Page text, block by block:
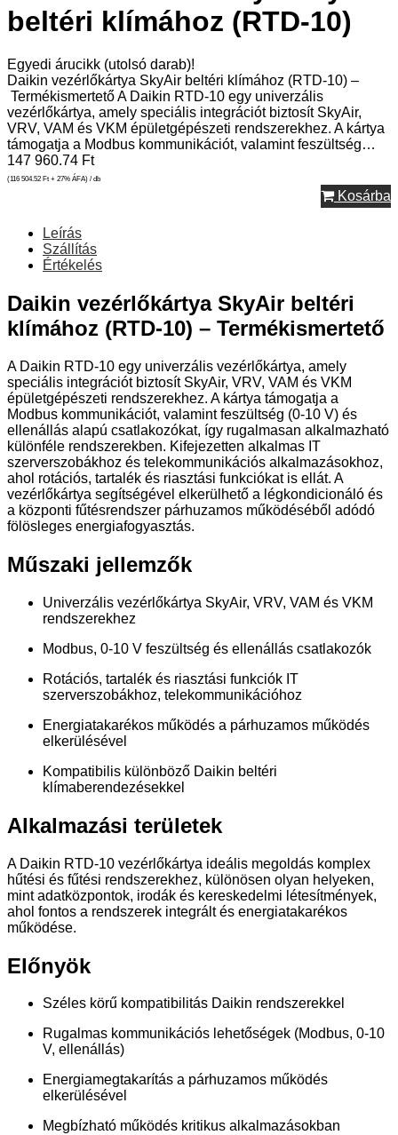
beltéri klímához (RTD-10)
Egyedi árucikk (utolsó darab)!
Daikin vezérlőkártya SkyAir beltéri klímához (RTD-10) –
Termékismertető A Daikin RTD-10 egy univerzális
vezérlőkártya, amely speciális integrációt biztosít SkyAir,
VRV, VAM és VKM épületgépészeti rendszerekhez. A kártya
támogatja a Modbus kommunikációt, valamint feszültség…
147 960.74 Ft
(116 504.52 Ft + 27% ÁFA) / db
Kosárba
Leírás
Szállítás
Értékelés
Daikin vezérlőkártya SkyAir beltéri
klímához (RTD-10) – Termékismertető
A Daikin RTD-10 egy univerzális vezérlőkártya, amely
speciális integrációt biztosít SkyAir, VRV, VAM és VKM
épületgépészeti rendszerekhez. A kártya támogatja a
Modbus kommunikációt, valamint feszültség (0-10 V) és
ellenállás alapú csatlakozókat, így rugalmasan alkalmazható
különféle rendszerekben. Kifejezetten alkalmas IT
szerverszobákhoz és telekommunikációs alkalmazásokhoz,
ahol rotációs, tartalék és riasztási funkciókat is ellát. A
vezérlőkártya segítségével elkerülhető a légkondicionáló és
a központi fűtésrendszer párhuzamos működéséből adódó
fölösleges energiafogyasztás.
Műszaki jellemzők
Univerzális vezérlőkártya SkyAir, VRV, VAM és VKM
rendszerekhez
Modbus, 0-10 V feszültség és ellenállás csatlakozók
Rotációs, tartalék és riasztási funkciók IT
szerverszobákhoz, telekommunikációhoz
Energiatakarékos működés a párhuzamos működés
elkerülésével
Kompatibilis különböző Daikin beltéri
klímaberendezésekkel
Alkalmazási területek
A Daikin RTD-10 vezérlőkártya ideális megoldás komplex
hűtési és fűtési rendszerekhez, különösen olyan helyeken,
mint adatközpontok, irodák és kereskedelmi létesítmények,
ahol fontos a rendszerek integrált és energiatakarékos
működése.
Előnyök
Széles körű kompatibilitás Daikin rendszerekkel
Rugalmas kommunikációs lehetőségek (Modbus, 0-10
V, ellenállás)
Energiamegtakarítás a párhuzamos működés
elkerülésével
Megbízható működés kritikus alkalmazásokban